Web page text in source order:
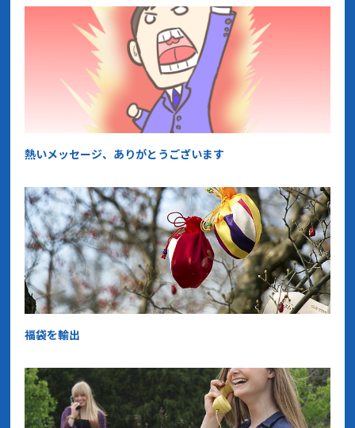
熱いメッセージ、ありがとうございます
福袋を輸出